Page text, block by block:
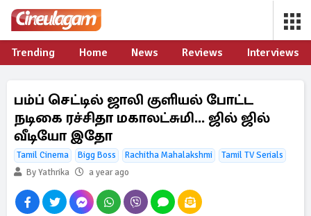
Trending Home News Reviews Interviews
பம்ப் செட்டில் ஜாலி குளியல் போட்ட
நடிகை ரச்சிதா மகாலட்சுமி... ஜில் ஜில்
வீடியோ இதோ
Tamil Cinema Bigg Boss Rachitha Mahalakshmi
Tamil TV Serials
By Yathrika
a year ago